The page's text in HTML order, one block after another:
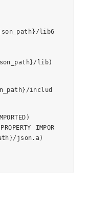
}/ lib6
}/ lib)
}/includ
)
IMPOR
}/ json. a)